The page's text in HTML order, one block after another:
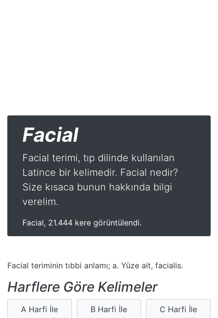
Facial
Facial terimi, tıp dilinde kullanılan
Latince bir kelimedir. Facial nedir?
Size kısaca bunun hakkında bilgi
verelim.
Facial, 21.444 kere görüntülendi.
Facial teriminin tıbbi anlamı; a. Yüze ait, facialis.
Harflere Göre Kelimeler
A Harfi İle
B Harfi İle
C Harfi İle